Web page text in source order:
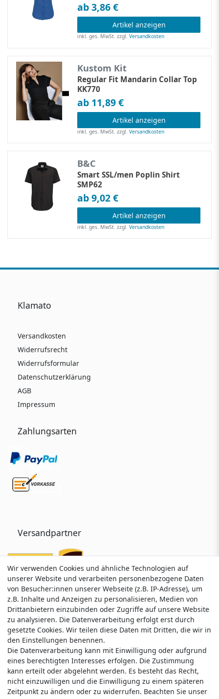
ab 3,86 €
Artikel anzeigen
inkl. ges. MwSt. zzgl.Versandkosten
Kustom Kit
Regular Fit Mandarin Collar Top
KK770
ab 11,89 €
Artikel anzeigen
inkl. ges. MwSt. zzgl.Versandkosten
B&C
Smart SSL/men Poplin Shirt
SMP62
ab 9,02 €
Artikel anzeigen
inkl. ges. MwSt. zzgl.Versandkosten
Klamato
Versandkosten
Widerrufsrecht
Widerrufsformular
Datenschutzerklärung
AGB
Impressum
Zahlungsarten
Versandpartner
Service & Kontakt
Wünschen Sie einen Rückruf?
service@klamato.de
Wir verwenden Cookies und ähnliche Technologien auf
unserer Website und verarbeiten personenbezogene Daten
von Besucher:innen unserer Webseite (z.B. IP-Adresse), um
z.B. Inhalte und Anzeigen zu personalisieren, Medien von
Drittanbietern einzubinden oder Zugriffe auf unsere Website
zu analysieren. Die Datenverarbeitung erfolgt erst durch
gesetzte Cookies. Wir teilen diese Daten mit Dritten, die wir in
den Einstellungen benennen.
Die Datenverarbeitung kann mit Einwilligung oder aufgrund
eines berechtigten Interesses erfolgen. Die Zustimmung
kann erteilt oder abgelehnt werden. Es besteht das Recht,
nicht einzuwilligen und die Einwilligung zu einem späteren
Zeitpunkt zu ändern oder zu widerrufen. Beachten Sie unser
Wir verwenden Cookies und ähnliche Technologien auf
unserer Website und verarbeiten personenbezogene Daten
von Besucher:innen unserer Webseite (z.B. IP-Adresse), um
z.B. Inhalte und Anzeigen zu personalisieren, Medien von
Drittanbietern einzubinden oder Zugriffe auf unsere Website
zu analysieren. Die Datenverarbeitung erfolgt erst durch
gesetzte Cookies. Wir teilen diese Daten mit Dritten, die wir in
den Einstellungen benennen.
Die Datenverarbeitung kann mit Einwilligung oder aufgrund
eines berechtigten Interesses erfolgen. Die Zustimmung
kann erteilt oder abgelehnt werden. Es besteht das Recht,
nicht einzuwilligen und die Einwilligung zu einem späteren
Zeitpunkt zu ändern oder zu widerrufen. Beachten Sie unser